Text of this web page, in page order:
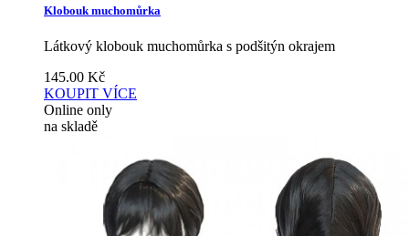
Klobouk muchomůrka
Látkový klobouk muchomůrka s podšitýn okrajem
145.00 Kč
KOUPIT VÍCE
Online only
na skladě